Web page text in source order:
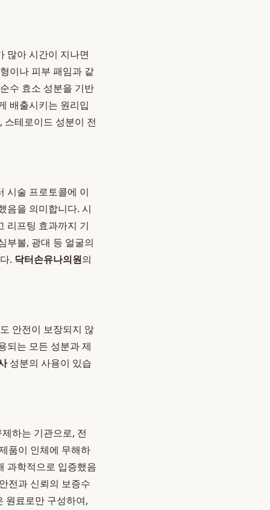
많아 시간이 지나면
이나 피부 패임과 같
수 효소 성분을 기반
배출시키는 원리입
테로이드 성분이 전
시술 프로토콜에 이
음을 의미합니다. 시
리프팅 효과까지 기
부볼, 광대 등 얼굴의
. 닥터손유나의원의
안전이 보장되지 않
되는 모든 성분과 제
성분의 사용이 있습
하는 기관으로, 전
품이 인체에 무해하
과학적으로 입증했음
전과 신뢰의 보증수
원료로만 구성하여,